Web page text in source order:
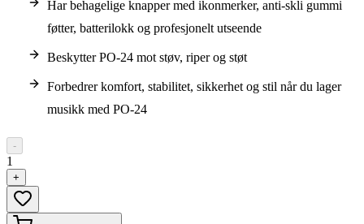
Har behagelige knapper med ikonmerker, anti-skli gummi
føtter, batterilokk og profesjonelt utseende
Beskytter PO-24 mot støv, riper og støt
Forbedrer komfort, stabilitet, sikkerhet og stil når du lager
musikk med PO-24
-
1
+